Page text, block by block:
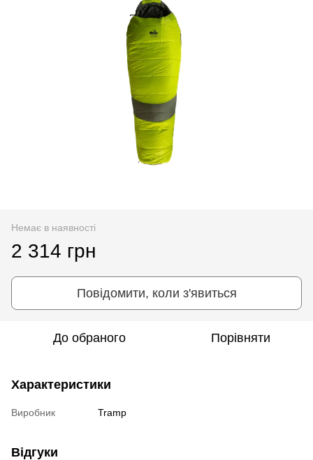
Немає в наявності
2 314 грн
Повідомити, коли з'явиться
До обраного Порівняти
Характеристики
Виробник Tramp
Відгуки